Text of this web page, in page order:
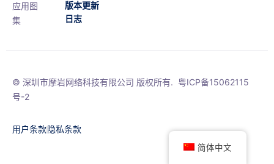
应用图
集
版本更新
日志
© 深圳市摩岩网络科技有限公司 版权所有. 粤ICP备15062115
号-2
用户条款隐私条款
简体中文